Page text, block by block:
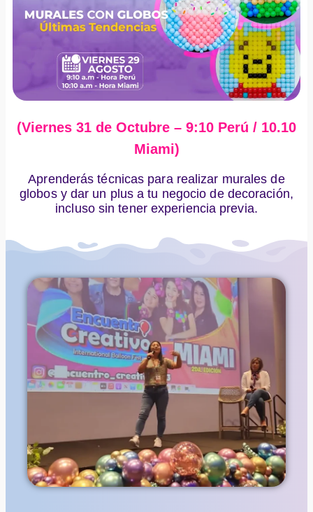
(Viernes 31 de Octubre – 9:10 Perú / 10.10
Miami)
Aprenderás técnicas para realizar murales de
globos y dar un plus a tu negocio de decoración,
incluso sin tener experiencia previa.